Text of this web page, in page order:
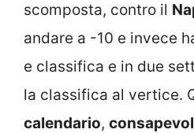
scomposta, contro il
andare a -10 e invece
e classifica e in due
la classifica al vertice.
calendario,